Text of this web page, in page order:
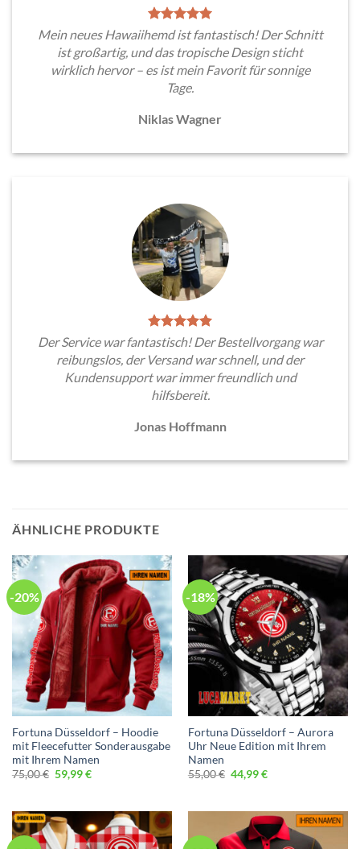
Mein neues Hawaiihemd ist fantastisch! Der Schnitt
ist großartig, und das tropische Design sticht
wirklich hervor – es ist mein Favorit für sonnige
Tage.
Niklas Wagner
Der Service war fantastisch! Der Bestellvorgang war
reibungslos, der Versand war schnell, und der
Kundensupport war immer freundlich und
hilfsbereit.
Jonas Hoffmann
ÄHNLICHE PRODUKTE
-20%
Fortuna Düsseldorf – Hoodie
mit Fleecefutter Sonderausgabe
mit Ihrem Namen
75,00€ Ursprünglicher
Preis
59,99€Aktueller
-18%
Fortuna Düsseldorf – Aurora
Uhr Neue Edition mit Ihrem
Namen
55,00€ Ursprünglicher
Preis
44,99€Aktueller